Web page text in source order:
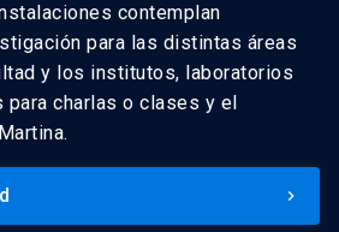
contemplan
para las distintas áreas
y los institutos, laboratorios
charlas o clases y el
keyboard_arrow_right